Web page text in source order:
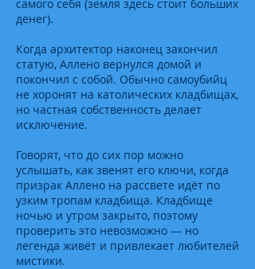
самого себя (земля здесь стоит больших
денег).
Когда архитектор наконец закончил
статую, Аллено вернулся домой и
покончил с собой. Обычно самоубийц
не хоронят на католических кладбищах,
но частная собственность делает
исключение.
Говорят, что до сих пор можно
услышать, как звенят его ключи, когда
призрак Аллено на рассвете идёт по
узким тропам кладбища. Кладбище
ночью и утром закрыто, поэтому
проверить это невозможно — но
легенда живёт и привлекает любителей
мистики.